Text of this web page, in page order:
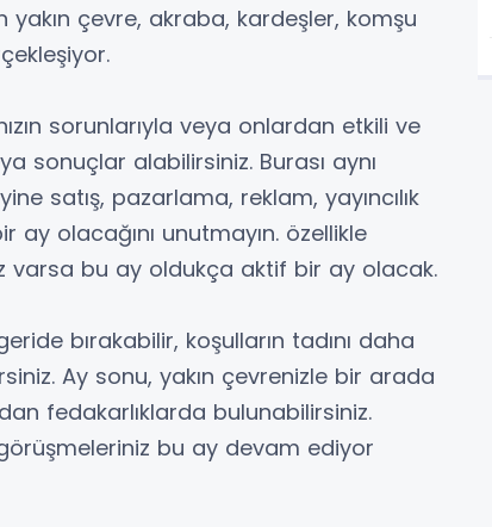
yakın çevre, akraba, kardeşler, komşu
sorunlarıyla veya onlardan etkili ve
sonuçlar alabilirsiniz. Burası aynı
satış, pazarlama, reklam, yayıncılık
olacağını unutmayın. özellikle
varsa bu ay oldukça aktif bir ay olacak.
bırakabilir, koşulların tadını daha
Ay sonu, yakın çevrenizle bir arada
fedakarlıklarda bulunabilirsiniz.
bu ay devam ediyor